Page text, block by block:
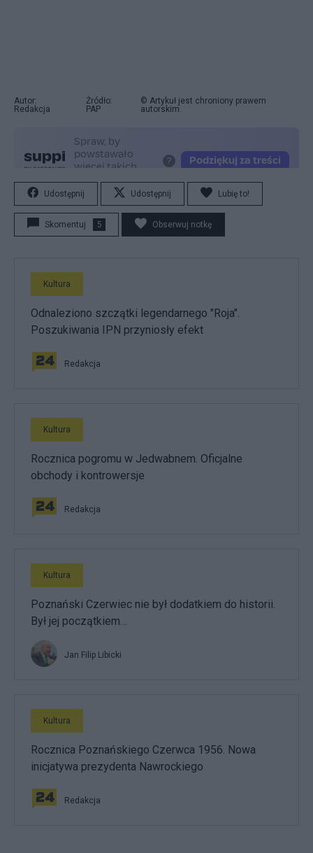
Autor:
Redakcja
Źródło:
PAP
© Artykuł jest chroniony prawem
autorskim.
Udostępnij Udostępnij Lubię to!
Skomentuj 5 Obserwuj notkę
Kultura
Odnaleziono szczątki legendarnego "Roja".
Poszukiwania IPN przyniosły efekt
Redakcja
Kultura
Rocznica pogromu w Jedwabnem. Oficjalne
obchody i kontrowersje
Redakcja
Kultura
Poznański Czerwiec nie był dodatkiem do historii.
Był jej początkiem…
Jan Filip Libicki
Kultura
Rocznica Poznańskiego Czerwca 1956. Nowa
inicjatywa prezydenta Nawrockiego
Redakcja